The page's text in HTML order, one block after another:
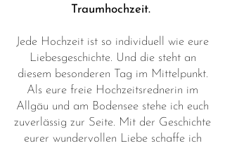
Traumhochzeit.
Jede Hochzeit ist so individuell wie eure
Liebesgeschichte. Und die steht an
diesem besonderen Tag im Mittelpunkt.
Als eure freie Hochzeitsrednerin im
Allgäu und am Bodensee stehe ich euch
zuverlässig zur Seite. Mit der Geschichte
eurer wundervollen Liebe schaffe ich